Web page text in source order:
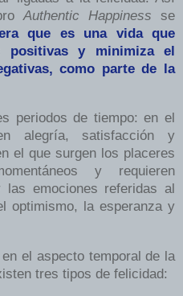
Authentic Happiness se
que es una vida que
positivas y minimiza el
como parte de la
periodos de tiempo: en el
alegría, satisfacción y
el que surgen los placeres
y requieren
las emociones referidas al
optimismo, la esperanza y
el aspecto temporal de la
tres tipos de felicidad: